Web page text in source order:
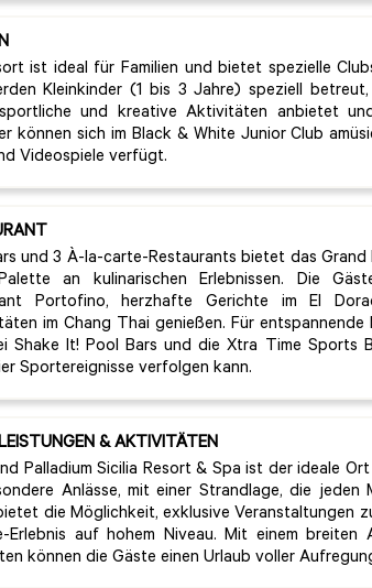
ist ideal für Familien und bietet spezielle
Kleinkinder (1 bis 3 Jahre) speziell
und kreative Aktivitäten anbietet
können sich im Black & White Junior Club
Videospiele verfügt.
und 3 À-la-carte-Restaurants bietet das Grand
an kulinarischen Erlebnissen. Die
Portofino, herzhafte Gerichte im El
im Chang Thai genießen. Für
Shake It! Pool Bars und die Xtra Time Sports
Sportereignisse verfolgen kann.
& AKTIVITÄTEN
Palladium Sicilia Resort & Spa ist der ideale
Anlässe, mit einer Strandlage, die jeden
die Möglichkeit, exklusive Veranstaltungen
Erlebnis auf hohem Niveau. Mit einem breiten
können die Gäste einen Urlaub voller